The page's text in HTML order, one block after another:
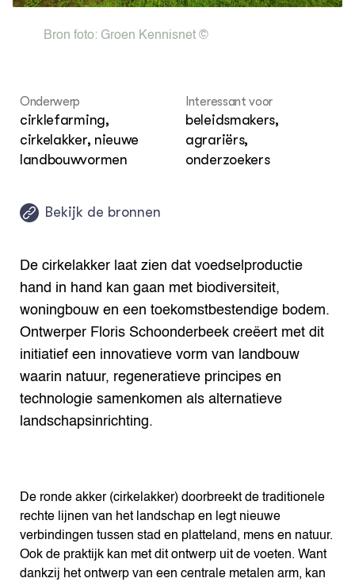
Digitale ontmoetingsruimte
Bron foto: Groen Kennisnet ©
Onderwerp
cirklefarming,
cirkelakker, nieuwe
landbouwvormen
Interessant voor
beleidsmakers,
agrariërs,
onderzoekers
Bekijk de bronnen
De cirkelakker laat zien dat voedselproductie
hand in hand kan gaan met biodiversiteit,
woningbouw en een toekomstbestendige bodem.
Ontwerper Floris Schoonderbeek creëert met dit
initiatief een innovatieve vorm van landbouw
waarin natuur, regeneratieve principes en
technologie samenkomen als alternatieve
landschapsinrichting.
De ronde akker (cirkelakker) doorbreekt de traditionele
rechte lijnen van het landschap en legt nieuwe
verbindingen tussen stad en platteland, mens en natuur.
Ook de praktijk kan met dit ontwerp uit de voeten. Want
dankzij het ontwerp van een centrale metalen arm, kan